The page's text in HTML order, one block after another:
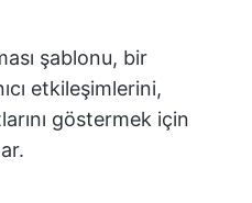
şablonu, bir
etkileşimlerini,
göstermek için